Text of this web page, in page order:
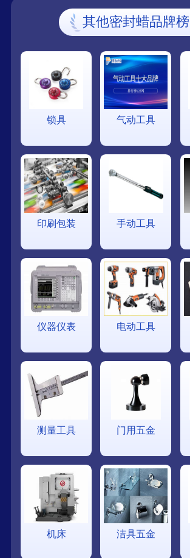
其他密封蜡品牌榜
锁具 气动工具
印刷包装 手动工具
仪器仪表 电动工具
测量工具 门用五金
机床 洁具五金